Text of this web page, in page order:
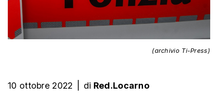
(archivio Ti-Press)
10 ottobre 2022 di Red.Locarno